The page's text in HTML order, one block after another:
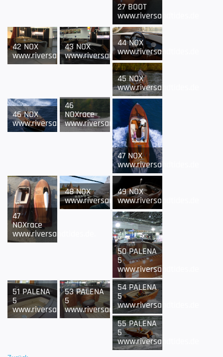
27 BOOT
www.riversandtides.de
42 NOX
www.riversandtides.de
43 NOX
www.riversandtides.de
44 NOX
www.riversandtides.de
45 NOX
www.riversandtides.de
46 NOX
www.riversandtides.de
46
NOXrace
www.riversandtides.de
47 NOX
www.riversandtides.de
47
NOXrace
www.riversandtides.de.
48 NOX
www.riversandtides.de
49 NOX
www.riversandtides.de
50 PALENA
5
www.riversandtides.de
51 PALENA
5
www.riversandtides.de
53 PALENA
5
www.riversandtides.de
54 PALENA
5
www.riversandtides.de
55 PALENA
5
www.riversandtides.de